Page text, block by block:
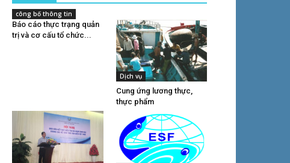
công bố thông tin
Báo cáo thực trạng quản
trị và cơ cấu tổ chức...
Dịch vụ
Cung ứng lương thực,
thực phẩm